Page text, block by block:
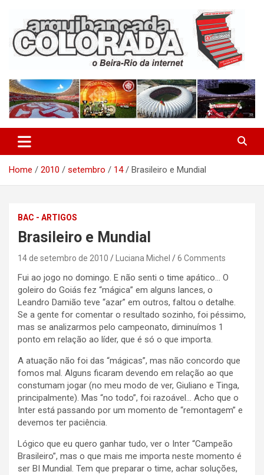
content
Arquibancada Colorada
Home 2010 setembro 14 Brasileiro e Mundial
BAC - ARTIGOS
Brasileiro e Mundial
14 de setembro de 2010 Luciana Michel 6 Comments
Fui ao jogo no domingo. E não senti o time apático… O
goleiro do Goiás fez “mágica” em alguns lances, o
Leandro Damião teve “azar” em outros, faltou o detalhe.
Se a gente for comentar o resultado sozinho, foi péssimo,
mas se analizarmos pelo campeonato, diminuímos 1
ponto em relação ao líder, que é só o que importa.
A atuação não foi das “mágicas”, mas não concordo que
fomos mal. Alguns ficaram devendo em relação ao que
constumam jogar (no meu modo de ver, Giuliano e Tinga,
principalmente). Mas “no todo”, foi razoável… Acho que o
Inter está passando por um momento de “remontagem” e
devemos ter paciência.
Lógico que eu quero ganhar tudo, ver o Inter “Campeão
Brasileiro”, mas o que mais me importa neste momento é
ser BI Mundial. Tem que preparar o time, achar soluções,